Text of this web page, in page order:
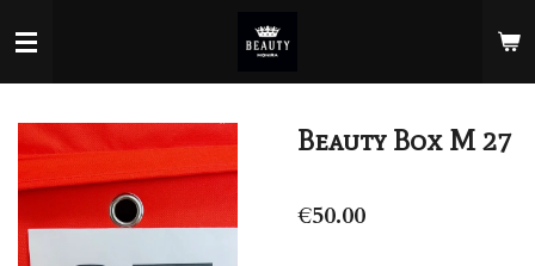
to
main
Beauty Box M 27
€50.00